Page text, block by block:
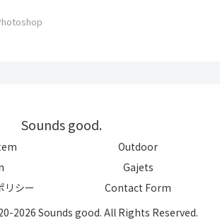
Sounds good.
Outdoor
Gajets
リシー
Contact Form
2026 Sounds good. All Rights Reserved.